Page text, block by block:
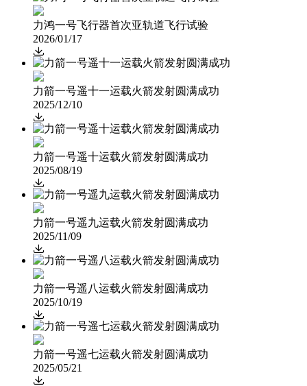
力鸿一号飞行器首次亚轨道飞行试验
2026/01/17

力箭一号遥十一运载火箭发射圆满成功
2025/12/10

力箭一号遥十运载火箭发射圆满成功
2025/08/19

力箭一号遥九运载火箭发射圆满成功
2025/11/09

力箭一号遥八运载火箭发射圆满成功
2025/10/19

力箭一号遥七运载火箭发射圆满成功
2025/05/21
